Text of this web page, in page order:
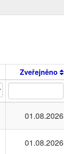
Zveřejněno
01.08.2026
01.08.2026